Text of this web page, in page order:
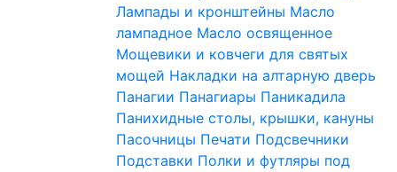
Лампады и кронштейны Масло
лампадное Масло освященное
Мощевики и ковчеги для святых
мощей Накладки на алтарную дверь
Панагии Панагиары Паникадила
Панихидные столы, крышки, кануны
Пасочницы Печати Подсвечники
Подставки Полки и футляры под